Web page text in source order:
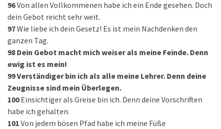
96Von allen Vollkommenen habe ich ein Ende gesehen. Doch
dein Gebot reicht sehr weit.
97Wie liebe ich dein Gesetz! Es ist mein Nachdenken den
ganzen Tag.
98 Dein Gebot macht mich weiser als meine Feinde. Denn
ewig ist es mein!
99Verständiger bin ich als alle meine Lehrer. Denn deine
Zeugnisse sind mein Überlegen.
100 Einsichtiger als Greise bin ich. Denn deine Vorschriften
habe ich gehalten.
101 Von jedem bösen Pfad habe ich meine Füße